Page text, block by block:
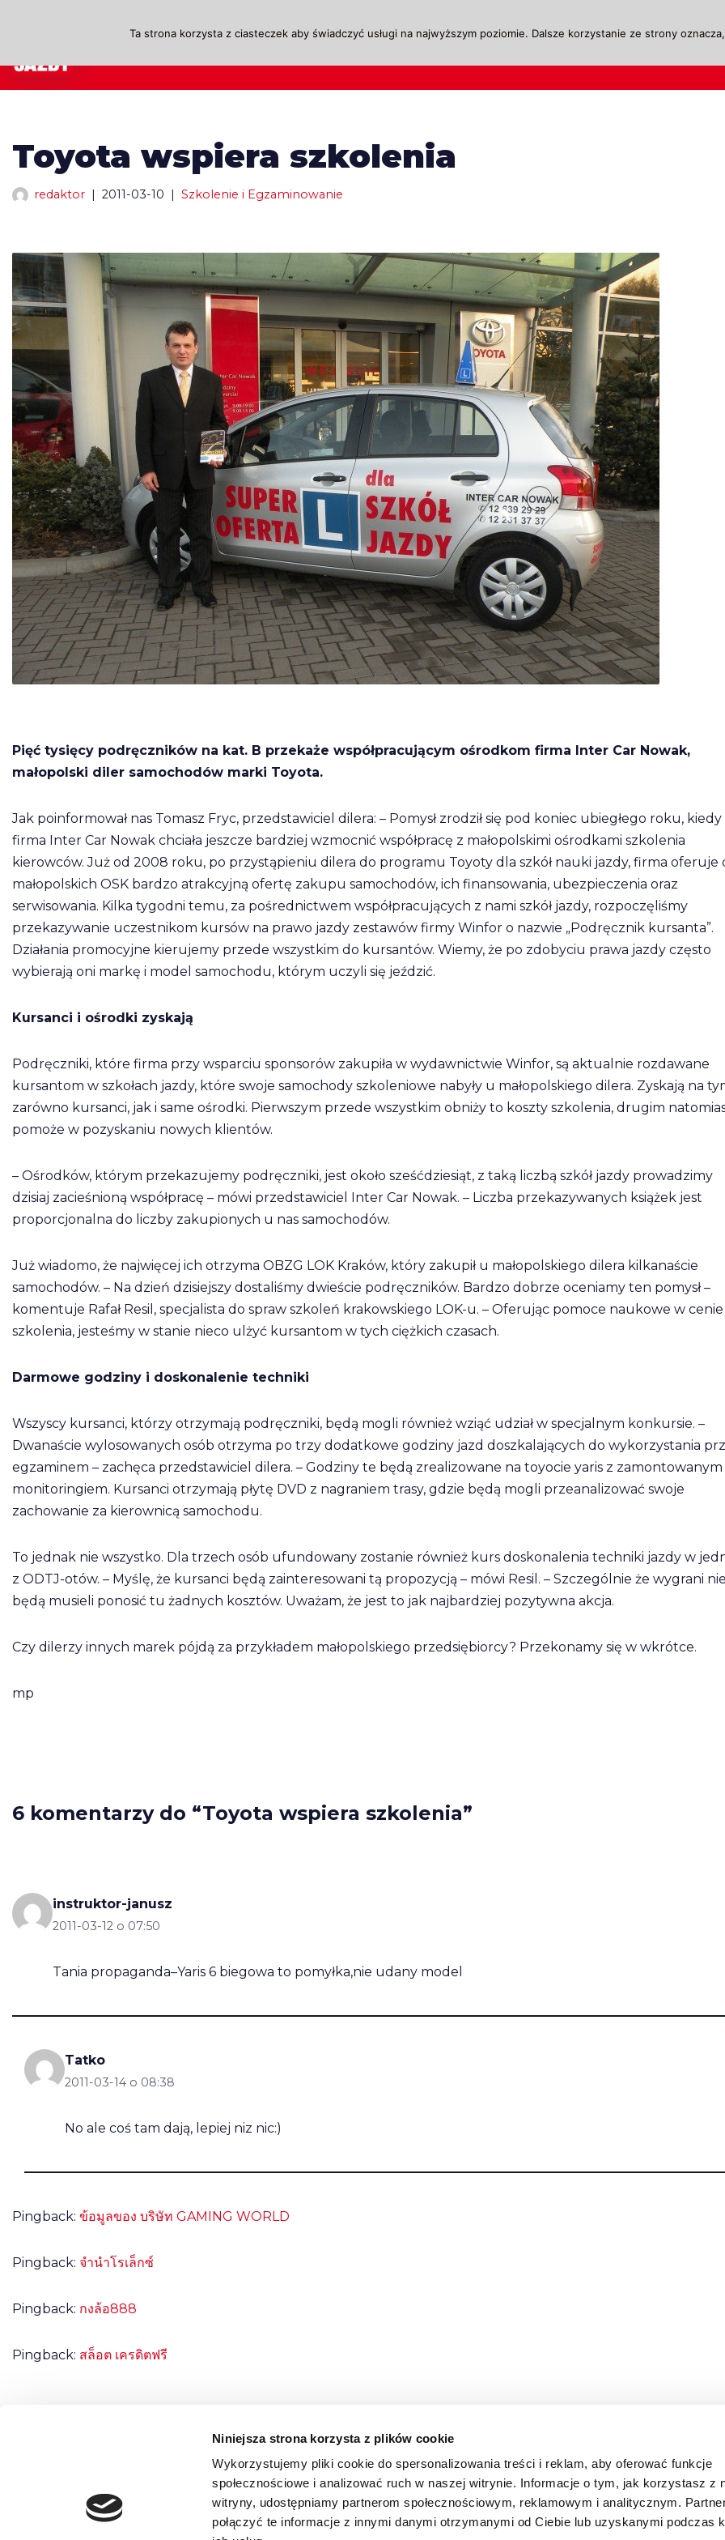
Niniejsza strona korzysta z plików cookie
Wykorzystujemy pliki cookie do spersonalizowania treści i reklam, aby oferować funkcje
społecznościowe i analizować ruch w naszej witrynie. Informacje o tym, jak korzystasz z
witryny, udostępniamy partnerom społecznościowym, reklamowym i analitycznym.
połączyć te informacje z innymi danymi otrzymanymi od Ciebie lub uzyskanymi podczas
do
treści
Toyota wspiera szkolenia
redaktor 2011-03-10 Szkolenie i Egzaminowanie
Pięć tysięcy podręczników na kat. B przekaże współpracującym ośrodkom firma Inter Car Nowak,
małopolski diler samochodów marki Toyota.
Jak poinformował nas Tomasz Fryc, przedstawiciel dilera: – Pomysł zrodził się pod koniec ubiegłego roku,
firma Inter Car Nowak chciała jeszcze bardziej wzmocnić współpracę z małopolskimi ośrodkami szkolenia
kierowców. Już od 2008 roku, po przystąpieniu dilera do programu Toyoty dla szkół nauki jazdy, firma oferuje
małopolskich OSK bardzo atrakcyjną ofertę zakupu samochodów, ich finansowania, ubezpieczenia oraz
serwisowania. Kilka tygodni temu, za pośrednictwem współpracujących z nami szkół jazdy, rozpoczęliśmy
przekazywanie uczestnikom kursów na prawo jazdy zestawów firmy Winfor o nazwie „Podręcznik kursanta”.
Działania promocyjne kierujemy przede wszystkim do kursantów. Wiemy, że po zdobyciu prawa jazdy często
wybierają oni markę i model samochodu, którym uczyli się jeździć.
Kursanci i ośrodki zyskają
Podręczniki, które firma przy wsparciu sponsorów zakupiła w wydawnictwie Winfor, są aktualnie rozdawane
kursantom w szkołach jazdy, które swoje samochody szkoleniowe nabyły u małopolskiego dilera. Zyskają na
zarówno kursanci, jak i same ośrodki. Pierwszym przede wszystkim obniży to koszty szkolenia, drugim
pomoże w pozyskaniu nowych klientów.
– Ośrodków, którym przekazujemy podręczniki, jest około sześćdziesiąt, z taką liczbą szkół jazdy prowadzimy
dzisiaj zacieśnioną współpracę – mówi przedstawiciel Inter Car Nowak. – Liczba przekazywanych książek jest
proporcjonalna do liczby zakupionych u nas samochodów.
Już wiadomo, że najwięcej ich otrzyma OBZG LOK Kraków, który zakupił u małopolskiego dilera kilkanaście
samochodów. – Na dzień dzisiejszy dostaliśmy dwieście podręczników. Bardzo dobrze oceniamy ten pomysł –
komentuje Rafał Resil, specjalista do spraw szkoleń krakowskiego LOK-u. – Oferując pomoce naukowe w cenie
szkolenia, jesteśmy w stanie nieco ulżyć kursantom w tych ciężkich czasach.
Darmowe godziny i doskonalenie techniki
Wszyscy kursanci, którzy otrzymają podręczniki, będą mogli również wziąć udział w specjalnym konkursie. –
Dwanaście wylosowanych osób otrzyma po trzy dodatkowe godziny jazd doszkalających do wykorzystania
egzaminem – zachęca przedstawiciel dilera. – Godziny te będą zrealizowane na toyocie yaris z zamontowanym
monitoringiem. Kursanci otrzymają płytę DVD z nagraniem trasy, gdzie będą mogli przeanalizować swoje
zachowanie za kierownicą samochodu.
To jednak nie wszystko. Dla trzech osób ufundowany zostanie również kurs doskonalenia techniki jazdy w
z ODTJ-otów. – Myślę, że kursanci będą zainteresowani tą propozycją – mówi Resil. – Szczególnie że wygrani nie
będą musieli ponosić tu żadnych kosztów. Uważam, że jest to jak najbardziej pozytywna akcja.
Czy dilerzy innych marek pójdą za przykładem małopolskiego przedsiębiorcy? Przekonamy się w wkrótce.
mp
6 komentarzy do “Toyota wspiera szkolenia”
instruktor-janusz
2011-03-12 o 07:50
Tania propaganda–Yaris 6 biegowa to pomyłka,nie udany model
Tatko
2011-03-14 o 08:38
No ale coś tam dają, lepiej niz nic:)
Pingback: ข้อมูลของ บริษัท GAMING WORLD
Pingback: จำนำโรเล็กซ์
Pingback: กงล้อ888
Pingback: สล็อต เครดิตฟรี
Możliwość komentowania została wyłączona.
Ta strona korzysta z ciasteczek aby świadczyć usługi na najwyższym poziomie. Dalsze korzystanie ze strony